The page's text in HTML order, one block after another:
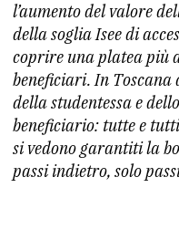
l’aumento del valore
della soglia Isee di
coprire una platea più
beneficiari. In Toscana
della studentessa e
beneficiario: tutte e
si vedono garantiti la
passi indietro, solo